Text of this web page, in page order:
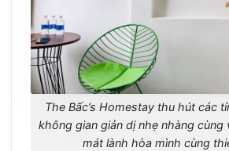
The Bấc’s Homestay thu hút các
không gian giản dị nhẹ nhàng cùng
mát lành hòa mình cùng